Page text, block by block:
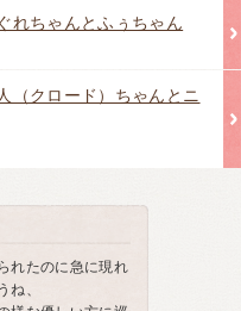
れちゃんとふぅちゃん
（クロード）ちゃんとニ
れたのに急に現れ
ね、